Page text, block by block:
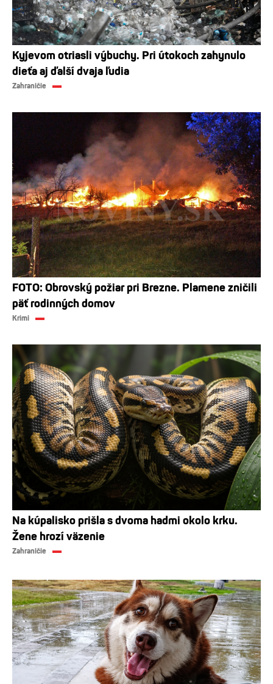
Kyjevom otriasli výbuchy. Pri útokoch zahynulo
dieťa aj ďalší dvaja ľudia
Zahraničie
FOTO: Obrovský požiar pri Brezne. Plamene zničili
päť rodinných domov
Krimi
Na kúpalisko prišla s dvoma hadmi okolo krku.
Žene hrozí väzenie
Zahraničie